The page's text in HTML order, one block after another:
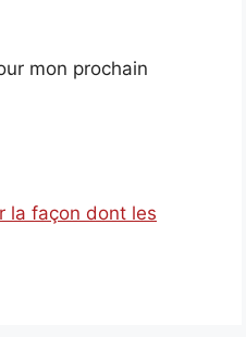
mon prochain
la façon dont les